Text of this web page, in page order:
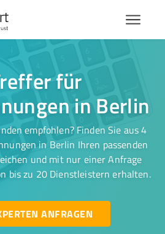
für
in Berlin
empfohlen? Finden Sie aus 4
in Berlin Ihren passenden
und mit nur einer Anfrage
bis zu 20 Dienstleistern erhalten.
ANFRAGEN